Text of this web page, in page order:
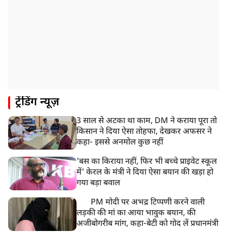
भारत समेत 5 देशों पर 100% टैरिफ
8:19 AM
PM मोदी आज IIT दिल्ली के दीक्षांत समारोह में शामिल होंगे
ट्रेंडिंग न्यूज़
3 साल से अटका था काम, DM ने कराया पूरा तो
किसान ने दिया ऐसा तोहफा, देखकर अफसर ने
कहा- इससे अनमोल कुछ नहीं
'बस का किराया नहीं, फिर भी बच्चे प्राइवेट स्कूल
में' केरल के मंत्री ने दिया ऐसा बयान की खड़ा हो
गया बड़ा बवाल
PM मोदी पर अभद्र टिप्पणी करने वाली
लड़की की मां का आया भावुक बयान, की
अजीबोगरीब मांग, कहा-बेटी को गोद लें प्रधानमंत्री